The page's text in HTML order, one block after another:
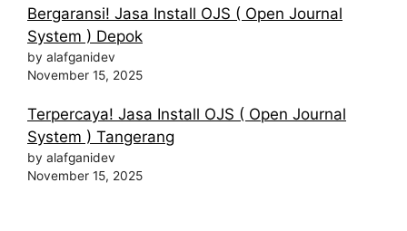
Bergaransi! Jasa Install OJS ( Open Journal
System ) Depok
by alafganidev
November 15, 2025
Terpercaya! Jasa Install OJS ( Open Journal
System ) Tangerang
by alafganidev
November 15, 2025